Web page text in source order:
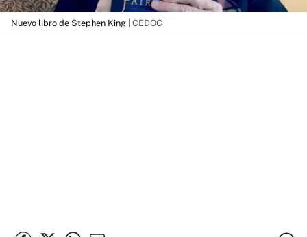
Nuevo libro de Stephen King | CEDOC